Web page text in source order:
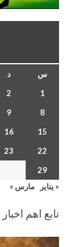
س د
1
2
8
9
15
16
22
23
29
« يناير
مارس »
تابع اهم اخبار